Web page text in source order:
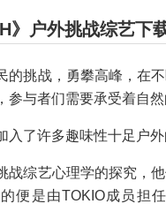
》户外挑战综艺下
的挑战，勇攀高峰，在
参与者们需要承受着自然
入了许多趣味性十足户
战综艺心理学的探究，
便是由TOKIO成员担